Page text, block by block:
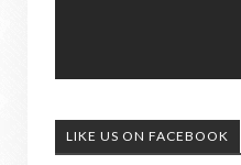
LIKE US ON FACEBOOK